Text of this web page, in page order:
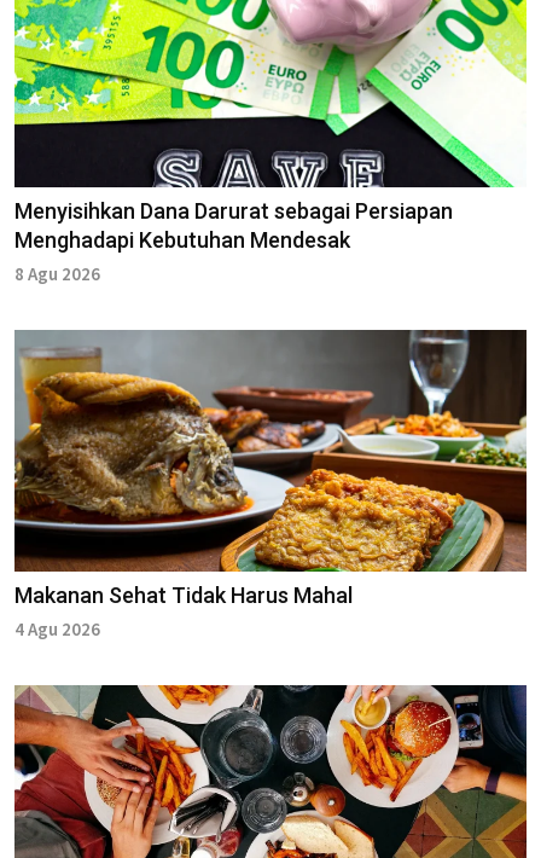
Menyisihkan Dana Darurat sebagai Persiapan
Menghadapi Kebutuhan Mendesak
8 Agu 2026
Makanan Sehat Tidak Harus Mahal
4 Agu 2026